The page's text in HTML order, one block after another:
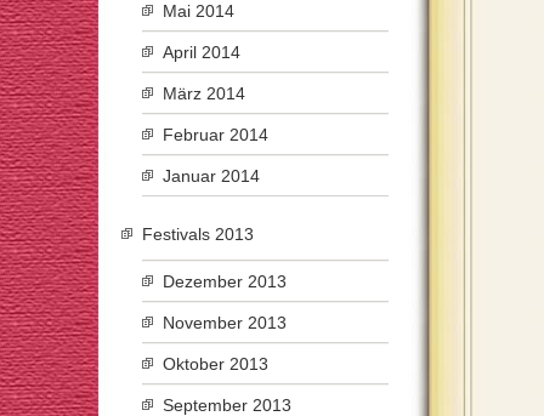
Mai 2014
April 2014
März 2014
Februar 2014
Januar 2014
Festivals 2013
Dezember 2013
November 2013
Oktober 2013
September 2013